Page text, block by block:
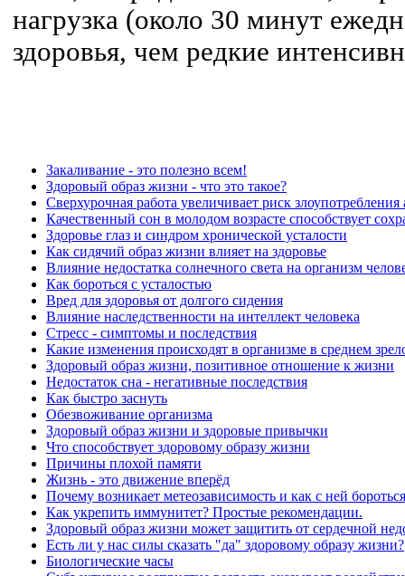
нагрузка (около 30 минут
здоровья, чем редкие
Закаливание - это полезно всем!
Здоровый образ жизни - что это такое?
Сверхурочная работа увеличивает риск злоупотребления
Качественный сон в молодом возрасте способствует
Здоровье глаз и синдром хронической усталости
Как сидячий образ жизни влияет на здоровье
Влияние недостатка солнечного света на организм
Как бороться с усталостью
Вред для здоровья от долгого сидения
Влияние наследственности на интеллект человека
Стресс - симптомы и последствия
Какие изменения происходят в организме в среднем
Здоровый образ жизни, позитивное отношение к жизни
Недостаток сна - негативные последствия
Как быстро заснуть
Обезвоживание организма
Здоровый образ жизни и здоровые привычки
Что способствует здоровому образу жизни
Причины плохой памяти
Жизнь - это движение вперёд
Почему возникает метеозависимость и как с ней
Как укрепить иммунитет? Простые рекомендации.
Здоровый образ жизни может защитить от сердечной
Есть ли у нас силы сказать "да" здоровому образу жизни?
Биологические часы